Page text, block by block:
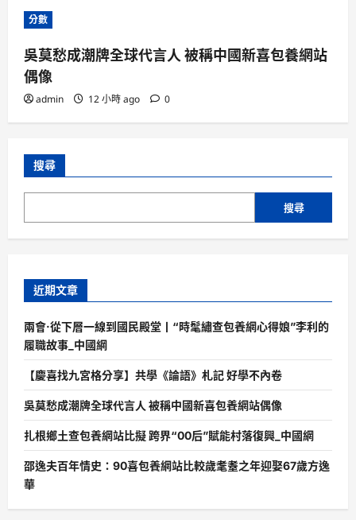
分數
吳莫愁成潮牌全球代言人 被稱中國新喜包養網站
偶像
admin 12 小時 ago 0
搜尋
搜尋
近期文章
兩會·從下層一線到國民殿堂丨“時髦繡查包養網心得娘”李利的
履職故事_中國網
【慶喜找九宮格分享】共學《論語》札記 好學不內卷
吳莫愁成潮牌全球代言人 被稱中國新喜包養網站偶像
扎根鄉土查包養網站比擬 跨界“00后”賦能村落復興_中國網
邵逸夫百年情史：90喜包養網站比較歲耄耋之年迎娶67歲方逸
華